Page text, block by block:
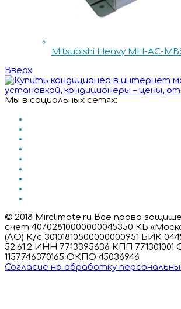
Mitsubishi Heavy MH-AC-
Вверх
Мы в социальных сетях:
© 2018 Mirclimate.ru Все права
счет 40702810000000045350 КБ
(АО) К/с 30101810500000000951 БИК
52.61.2 ИНН 7713395636 КПП 771301001
1157746370165 ОКПО 45036946
Согласие на обработку